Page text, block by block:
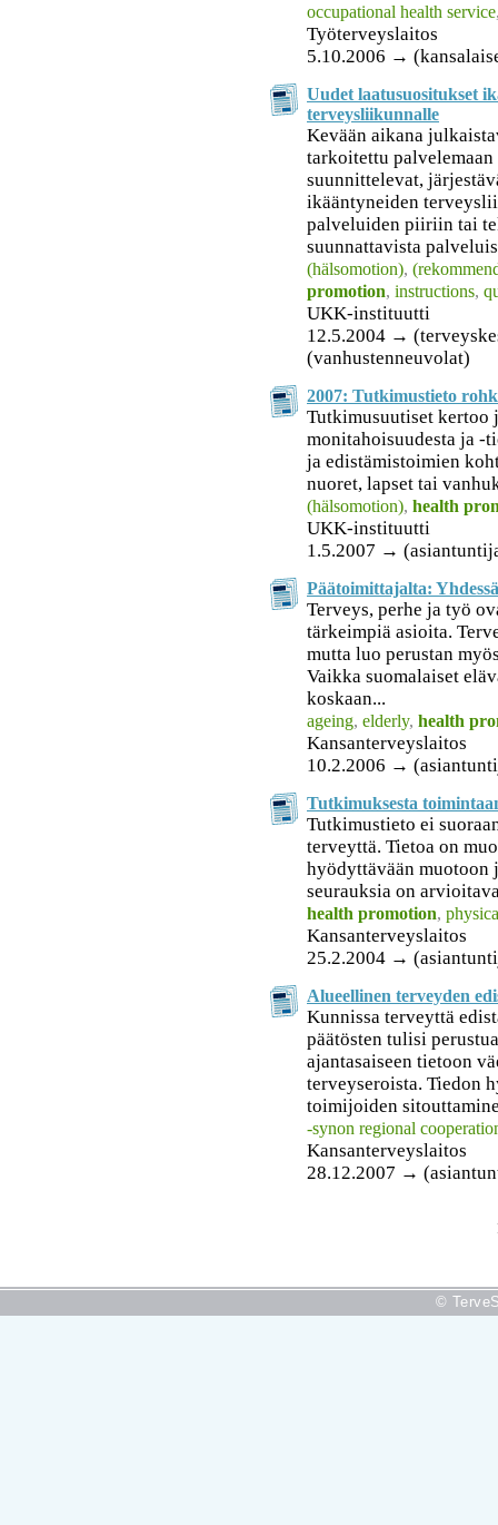
occupational health service
Työterveyslaitos
5.10.2006 →
Uudet laatusuositukset
terveysliikunnalle
Kevään aikana
tarkoitettu
suunnittelevat,
ikääntyneiden
palveluiden piiriin tai
suunnattavista
(hälsomotion),
promotion, instructions,
UKK-instituutti
12.5.2004 →
(vanhustenneuvolat)
2007: Tutkimustieto
Tutkimusuutiset
monitahoisuudesta ja -
ja edistämistoimien
nuoret, lapset tai
(hälsomotion), health
UKK-instituutti
1.5.2007 →
Päätoimittajalta:
Terveys, perhe ja työ
tärkeimpiä asioita.
mutta luo perustan
Vaikka suomalaiset
koskaan...
ageing, elderly, health
Kansanterveyslaitos
10.2.2006 →
Tutkimuksesta
Tutkimustieto ei
terveyttä. Tietoa on
hyödyttävään muotoon
seurauksia on
health promotion,
Kansanterveyslaitos
25.2.2004 →
Alueellinen terveyden
Kunnissa terveyttä
päätösten tulisi
ajantasaiseen tietoon
terveyseroista. Tiedon
toimijoiden
-synon regional
Kansanterveyslaitos
28.12.2007 →
©